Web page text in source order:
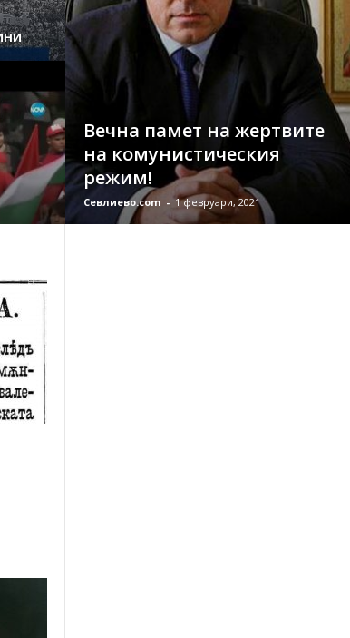
Вечна памет на жертвите
на комунистическия
режим!
Севлиево.com - 1 февруари, 2021